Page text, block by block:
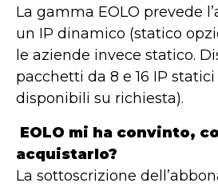
La gamma EOLO prevede
un IP dinamico (statico
le aziende invece statico.
pacchetti da 8 e 16 IP
disponibili su richiesta).
EOLO mi ha convinto,
acquistarlo?
La sottoscrizione